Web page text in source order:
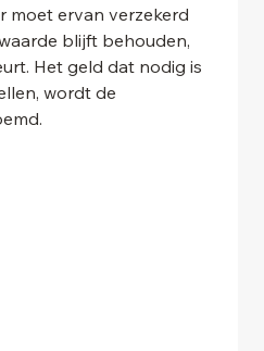
moet ervan verzekerd
blijft behouden,
Het geld dat nodig is
wordt de